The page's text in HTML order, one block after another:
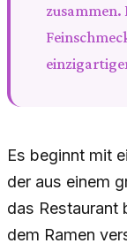
zusammen.
Es beginnt mit
der aus einem
das Restaurant
dem Ramen